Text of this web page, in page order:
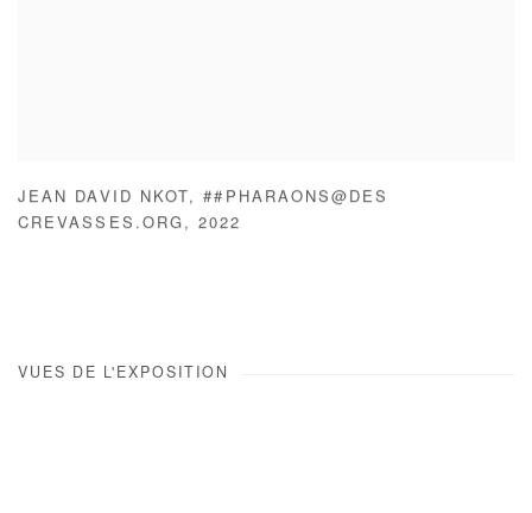
JEAN DAVID NKOT ,##PHARAONS@DES
CREVASSES.ORG ,2022
VUES DE L'EXPOSITION